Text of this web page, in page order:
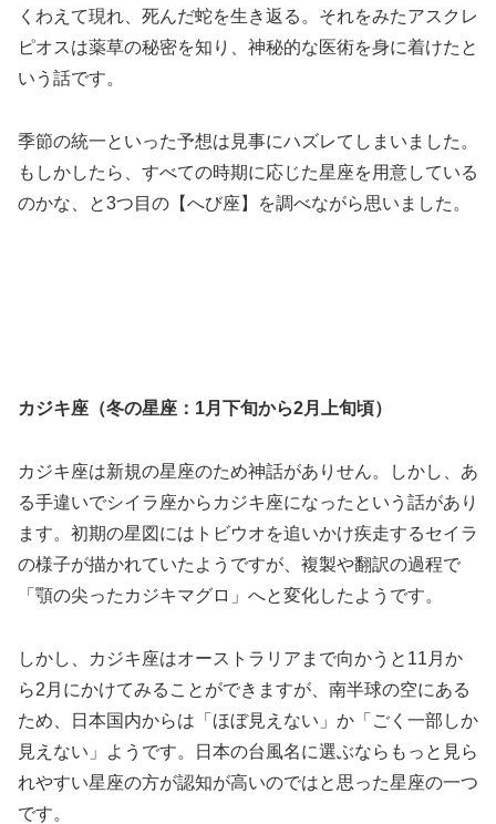
くわえて現れ、死んだ蛇を生き返る。それをみたアスクレ
ピオスは薬草の秘密を知り、神秘的な医術を身に着けたと
いう話です。
季節の統一といった予想は見事にハズレてしまいました。
もしかしたら、すべての時期に応じた星座を用意している
のかな、と3つ目の【へび座】を調べながら思いました。
カジキ座（冬の星座：1月下旬から2月上旬頃）
カジキ座は新規の星座のため神話がありせん。しかし、あ
る手違いでシイラ座からカジキ座になったという話があり
ます。初期の星図にはトビウオを追いかけ疾走するセイラ
の様子が描かれていたようですが、複製や翻訳の過程で
「顎の尖ったカジキマグロ」へと変化したようです。
しかし、カジキ座はオーストラリアまで向かうと11月か
ら2月にかけてみることができますが、南半球の空にある
ため、日本国内からは「ほぼ見えない」か「ごく一部しか
見えない」ようです。日本の台風名に選ぶならもっと見ら
れやすい星座の方が認知が高いのではと思った星座の一つ
です。